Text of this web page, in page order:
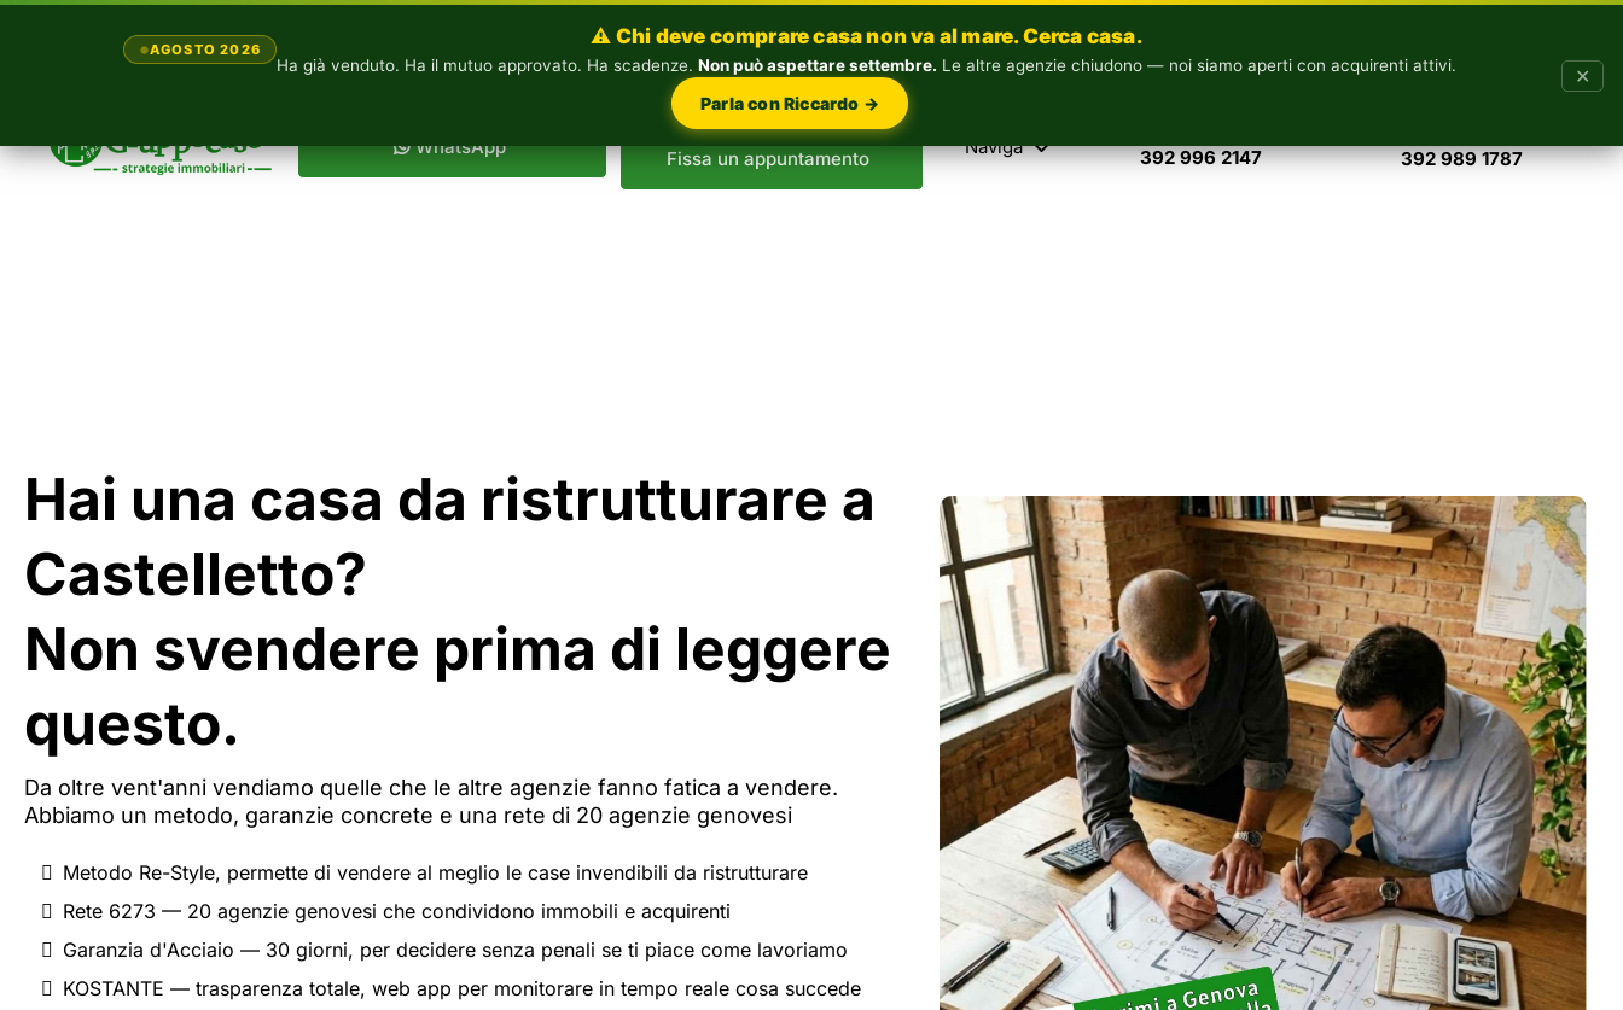
WhatsApp
Fissa un appuntamento
Naviga
392 996 2147
392 989 1787
AGOSTO 2026
⚠️ Chi deve comprare casa non va al mare. Cerca casa.
Ha già venduto. Ha il mutuo approvato. Ha scadenze.Non può aspettare settembre. Le altre agenzie chiudono — noi siamo aperti con acquirenti attivi.
Parla con Riccardo →
✕
Hai una casa da ristrutturare a
Castelletto?
Non svendere prima di leggere
questo.
Da oltre vent'anni vendiamo quelle che le altre agenzie fanno fatica a vendere.
Abbiamo un metodo, garanzie concrete e una rete di 20 agenzie genovesi
Metodo Re-Style, permette di vendere al meglio le case invendibili da ristrutturare
Rete 6273 — 20 agenzie genovesi che condividono immobili e acquirenti
Garanzia d'Acciaio — 30 giorni, per decidere senza penali se ti piace come lavoriamo
KOSTANTE — trasparenza totale, web app per monitorare in tempo reale cosa succede